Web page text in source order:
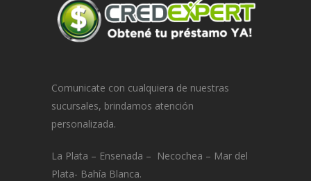
Comunicate con cualquiera de nuestras
sucursales, brindamos atención
personalizada.
La Plata – Ensenada – Necochea – Mar del
Plata- Bahía Blanca.